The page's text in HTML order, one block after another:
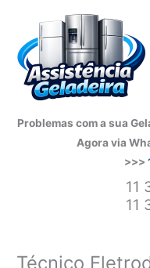
conteúdo
Problemas com a sua
Agora via
>>>
11
11
Técnico